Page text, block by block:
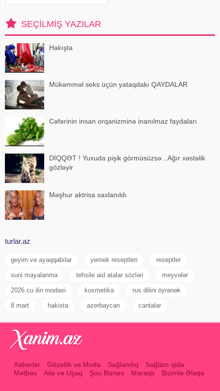
tərkibindəki vitaminlər, minerallar
və antioksidantlar sayəsində soğa
SEÇILMIŞ YAZILAR
Hakışta
Mükəmməl seks üçün yataqdakı QAYDALAR
Cəfərinin insan orqanizminə inanılmaz faydaları
DİQQƏT ! Yuxuda pişik görmüsüzsə ..Ağır xəstəlik
gözləyir
Məşhur aktrisa saxlanıldı
turlar.az
geyim və ayaqqabılar yemek reseptleri reseptler
suni mayalanma tehsile aid atalar sözləri meyvələr
2026 cu ilin modasi kosmetika rus dilini öyrənək
8 mart hakista azerbaycan cantalar
Xəbərlər Gözəllik və Moda Sağlamlıq
Sağlam qida
Mətbəx
Ailə və Uşaq Şou Biznes Maraqlı Bizimlə Əlaqə